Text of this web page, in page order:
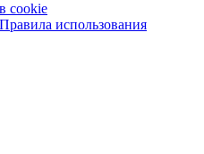
cookie
Правила использования